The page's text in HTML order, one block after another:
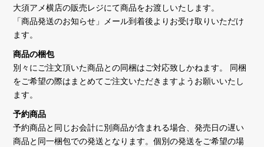
大須アメ横店の販売レジにて商品をお渡しいたします。
「商品発送のお知らせ」メール到着後よりお受け取りいただけ
ます。
商品の梱包
別々にご注文頂いた商品との同梱はご対応致しかねます。 同梱
をご希望の際はまとめてご注文いただきますようお願いいたし
ます。
予約商品
予約商品と同じお会計に別商品が含まれる場合、発売日の遅い
商品と同一梱包での発送となります。個別の発送をご希望の場